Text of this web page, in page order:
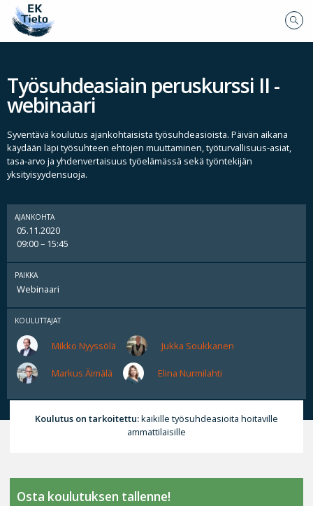
Työsuhdeasiain peruskurssi II -
webinaari
Syventävä koulutus ajankohtaisista työsuhdeasioista. Päivän aikana
käydään läpi työsuhteen ehtojen muuttaminen, työturvallisuus-asiat,
tasa-arvo ja yhdenvertaisuus työelämässä sekä työntekijän
yksityisyydensuoja.
AJANKOHTA
05.11.2020
09:00 – 15:45
PAIKKA
Webinaari
KOULUTTAJAT
Mikko Nyyssölä Jukka Soukkanen
Markus Äimälä Elina Nurmilahti
Koulutus on tarkoitettu:kaikille työsuhdeasioita hoitaville
ammattilaisille
Osta koulutuksen tallenne!